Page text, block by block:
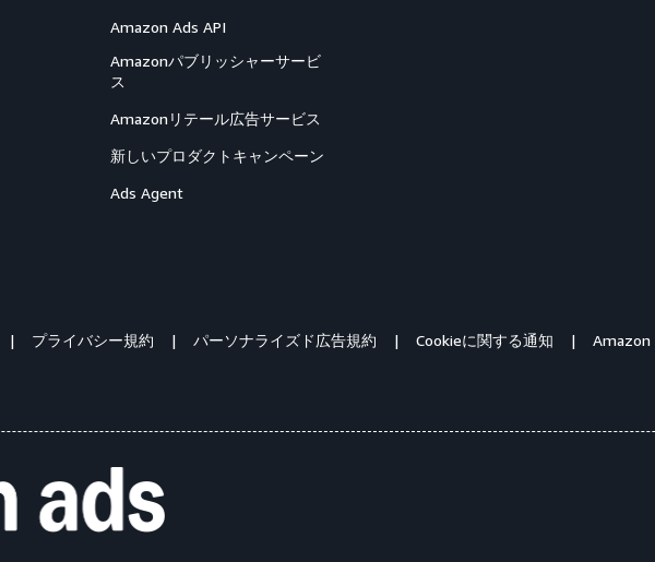
Amazon Ads API
Amazonパブリッシャーサービ
ス
Amazonリテール広告サービス
新しいプロダクトキャンペーン
Ads Agent
プライバシー規約 パーソナライズド広告規約 Cookieに関する通知 Amazon